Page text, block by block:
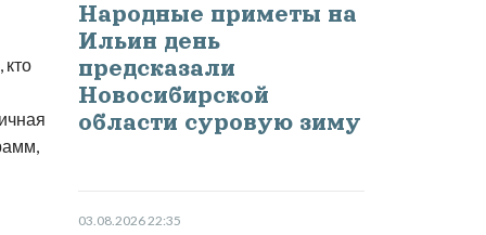
Народные приметы на
Ильин день
предсказали
Новосибирской
области суровую зиму
03.08.2026 22:35